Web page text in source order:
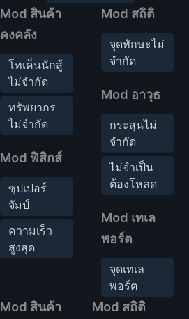
Mod สินค้า
คงคลัง
โทเค็นนักสู้
ไม่จำกัด
ทรัพยากร
ไม่จำกัด
Mod ฟิสิกส์
ซุปเปอร์
จัมป์
ความเร็ว
สูงสุด
Mod สถิติ
จุดทักษะไม่
จำกัด
Mod อาวุธ
กระสุนไม่
จำกัด
ไม่จำเป็น
ต้องโหลด
Mod เทเล
พอร์ต
จุดเทเล
พอร์ต
Mod สินค้า
Mod สถิติ